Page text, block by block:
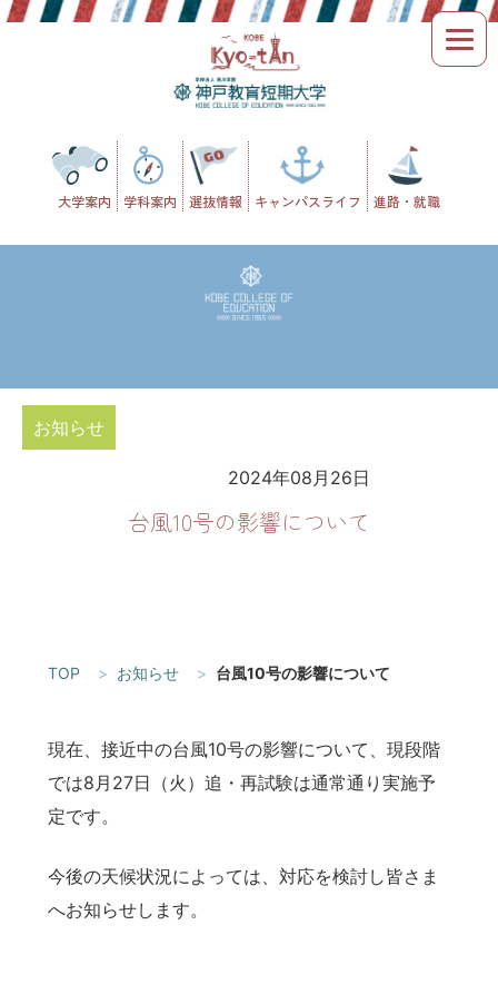
Skip
to
大学案内 学科案内 選抜情報 キャンパスライフ 進路・就職
お知らせ
2024年08月26日
台風10号の影響について
TOP お知らせ 台風10号の影響について
現在、接近中の台風10号の影響について、現段階
では8月27日（火）追・再試験は通常通り実施予
定です。
今後の天候状況によっては、対応を検討し皆さま
へお知らせします。